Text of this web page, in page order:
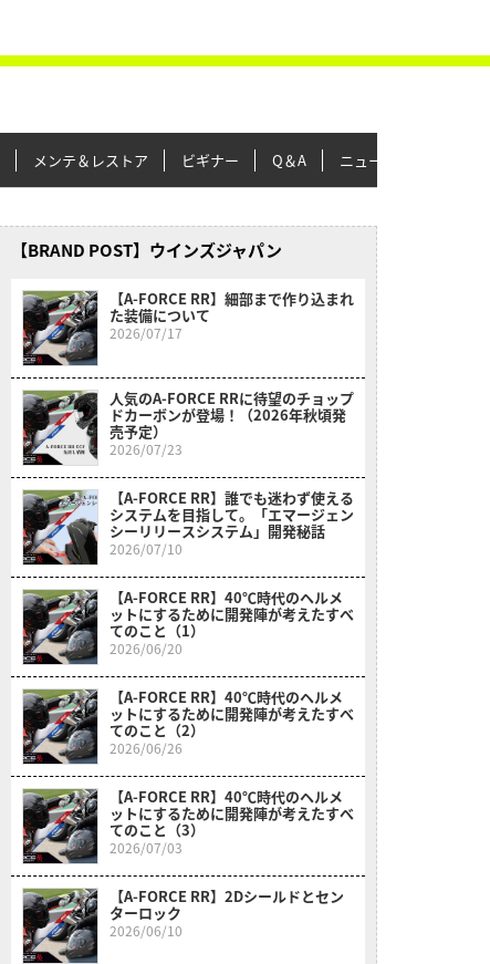
メンテ＆レストア ビギナー Q＆A ニュース＆トピックス
【BRAND POST】ウインズジャパン
【A-FORCE RR】細部まで作り込まれ
た装備について
2026/07/17
人気のA-FORCE RRに待望のチョップ
ドカーボンが登場！（2026年秋頃発
売予定）
2026/07/23
【A-FORCE RR】誰でも迷わず使える
システムを目指して。「エマージェン
シーリリースシステム」開発秘話
2026/07/10
【A-FORCE RR】40℃時代のヘルメ
ットにするために開発陣が考えたすべ
てのこと（1）
2026/06/20
【A-FORCE RR】40℃時代のヘルメ
ットにするために開発陣が考えたすべ
てのこと（2）
2026/06/26
【A-FORCE RR】40℃時代のヘルメ
ットにするために開発陣が考えたすべ
てのこと（3）
2026/07/03
【A-FORCE RR】2Dシールドとセン
ターロック
2026/06/10